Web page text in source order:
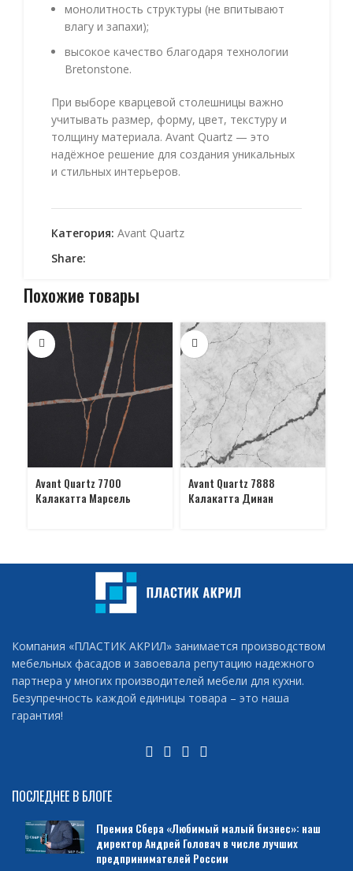
монолитность структуры (не впитывают
влагу и запахи);
высокое качество благодаря технологии
Bretonstone.
При выборе кварцевой столешницы важно
учитывать размер, форму, цвет, текстуру и
толщину материала. Avant Quartz — это
надёжное решение для создания уникальных
и стильных интерьеров.
Категория: Avant Quartz
Share:
Похожие товары
Avant Quartz 7700
Калакатта Марсель
Avant Quartz 7888
Калакатта Динан
Компания «ПЛАСТИК АКРИЛ» занимается производством
мебельных фасадов и завоевала репутацию надежного
партнера у многих производителей мебели для кухни.
Безупречность каждой единицы товара – это наша
гарантия!
ПОСЛЕДНЕЕ В БЛОГЕ
Премия Сбера «Любимый малый бизнес»: наш
директор Андрей Головач в числе лучших
предпринимателей России